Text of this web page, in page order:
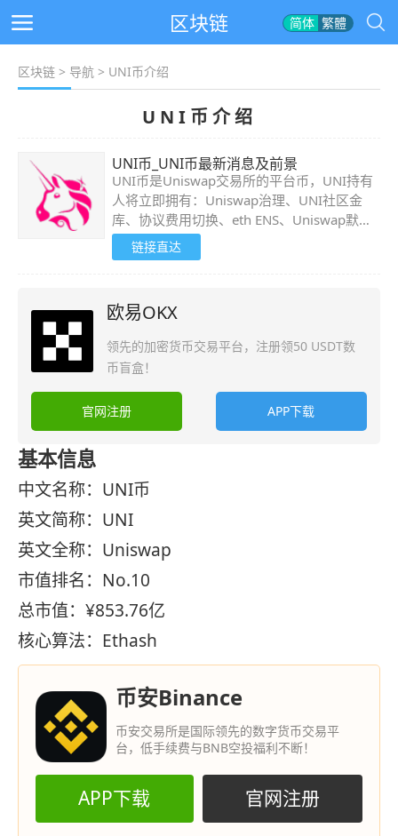
区块链 简体 繁體
区块链 > 导航 > UNI币介绍
UNI币介绍
UNI币_UNI币最新消息及前景
UNI币是Uniswap交易所的平台币，UNI持有
人将立即拥有：Uniswap治理、UNI社区金
库、协议费用切换、eth ENS、Uniswap默认
列表(tokens.uniswap.eth)、SOCKS流动性代
币。
链接直达
欧易OKX
领先的加密货币交易平台，注册领50 USDT数
币盲盒！
官网注册 APP下载
基本信息
中文名称：UNI币
英文简称：UNI
英文全称：Uniswap
市值排名：No.10
总市值：¥853.76亿
核心算法：Ethash
币安Binance
币安交易所是国际领先的数字货币交易平
台，低手续费与BNB空投福利不断！
APP下载 官网注册